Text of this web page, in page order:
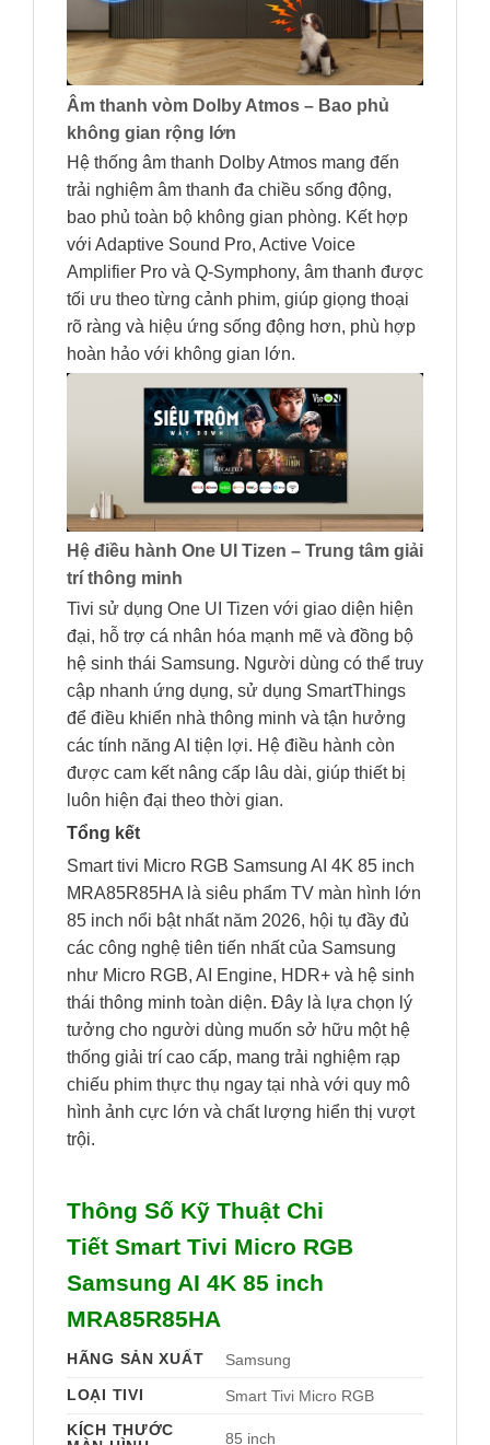
Âm thanh vòm Dolby Atmos – Bao phủ
không gian rộng lớn
Hệ thống âm thanh Dolby Atmos mang đến
trải nghiệm âm thanh đa chiều sống động,
bao phủ toàn bộ không gian phòng. Kết hợp
với Adaptive Sound Pro, Active Voice
Amplifier Pro và Q-Symphony, âm thanh được
tối ưu theo từng cảnh phim, giúp giọng thoại
rõ ràng và hiệu ứng sống động hơn, phù hợp
hoàn hảo với không gian lớn.
Hệ điều hành One UI Tizen – Trung tâm giải
trí thông minh
Tivi sử dụng One UI Tizen với giao diện hiện
đại, hỗ trợ cá nhân hóa mạnh mẽ và đồng bộ
hệ sinh thái Samsung. Người dùng có thể truy
cập nhanh ứng dụng, sử dụng SmartThings
để điều khiển nhà thông minh và tận hưởng
các tính năng AI tiện lợi. Hệ điều hành còn
được cam kết nâng cấp lâu dài, giúp thiết bị
luôn hiện đại theo thời gian.
Tổng kết
Smart tivi Micro RGB Samsung AI 4K 85 inch
MRA85R85HA là siêu phẩm TV màn hình lớn
85 inch nổi bật nhất năm 2026, hội tụ đầy đủ
các công nghệ tiên tiến nhất của Samsung
như Micro RGB, AI Engine, HDR+ và hệ sinh
thái thông minh toàn diện. Đây là lựa chọn lý
tưởng cho người dùng muốn sở hữu một hệ
thống giải trí cao cấp, mang trải nghiệm rạp
chiếu phim thực thụ ngay tại nhà với quy mô
hình ảnh cực lớn và chất lượng hiển thị vượt
trội.
Thông Số Kỹ Thuật Chi
Tiết Smart Tivi Micro RGB
Samsung AI 4K 85 inch
MRA85R85HA
HÃNG SẢN XUẤT
Samsung
LOẠI TIVI
Smart Tivi Micro RGB
KÍCH THƯỚC
85 inch